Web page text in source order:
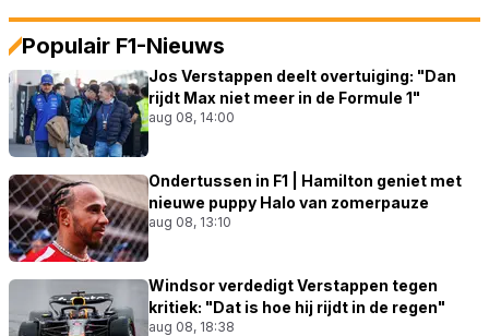
Populair F1-Nieuws
Jos Verstappen deelt overtuiging: "Dan
rijdt Max niet meer in de Formule 1"
aug 08, 14:00
Ondertussen in F1 | Hamilton geniet met
nieuwe puppy Halo van zomerpauze
aug 08, 13:10
Windsor verdedigt Verstappen tegen
kritiek: "Dat is hoe hij rijdt in de regen"
aug 08, 18:38